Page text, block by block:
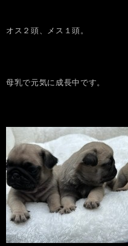
オス２頭、メス１頭。
母乳で元気に成長中です。